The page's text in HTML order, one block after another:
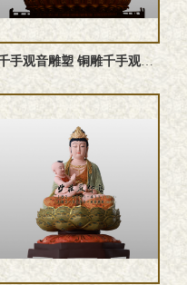
千手观音雕塑 铜雕千手观音佛像 千手观音佛像 千手观音塑像